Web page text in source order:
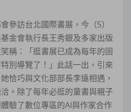
參訪台北國際書展，今（5）
金會執行長王秀銀及多家出版
稱：「逛書展已成為每年的固
別導覽了！」此話一出，引來
恰巧與文化部部長李遠相遇，
。除了每年必逛的童書與親子
驗了數位專區的AI與作家合作